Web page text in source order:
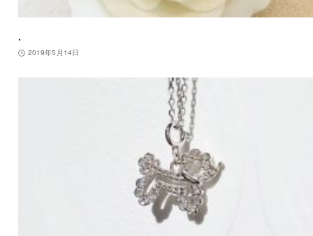
.
2019年5月14日